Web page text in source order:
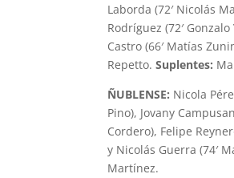
Laborda (72′ Nicolás
Rodríguez (72′
Castro (66′ Matías
Repetto.Suplentes:
ÑUBLENSE: Nicola
Pino), Jovany
Cordero), Felipe
y Nicolás Guerra (74′
Martínez.